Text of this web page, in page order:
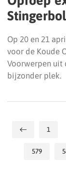
Op 20 en 21
voor de Koude
Voorwerpen uit
bijzonder plek.
1
579